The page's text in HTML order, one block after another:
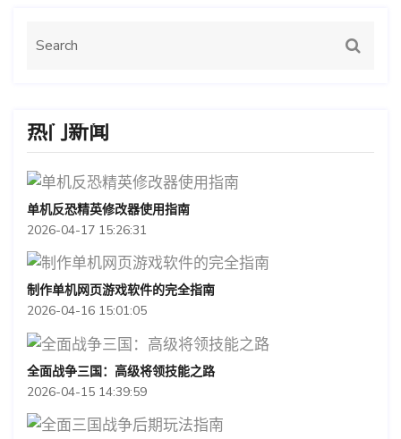
热门新闻
单机反恐精英修改器使用指南
2026-04-17 15:26:31
制作单机网页游戏软件的完全指南
2026-04-16 15:01:05
全面战争三国：高级将领技能之路
2026-04-15 14:39:59